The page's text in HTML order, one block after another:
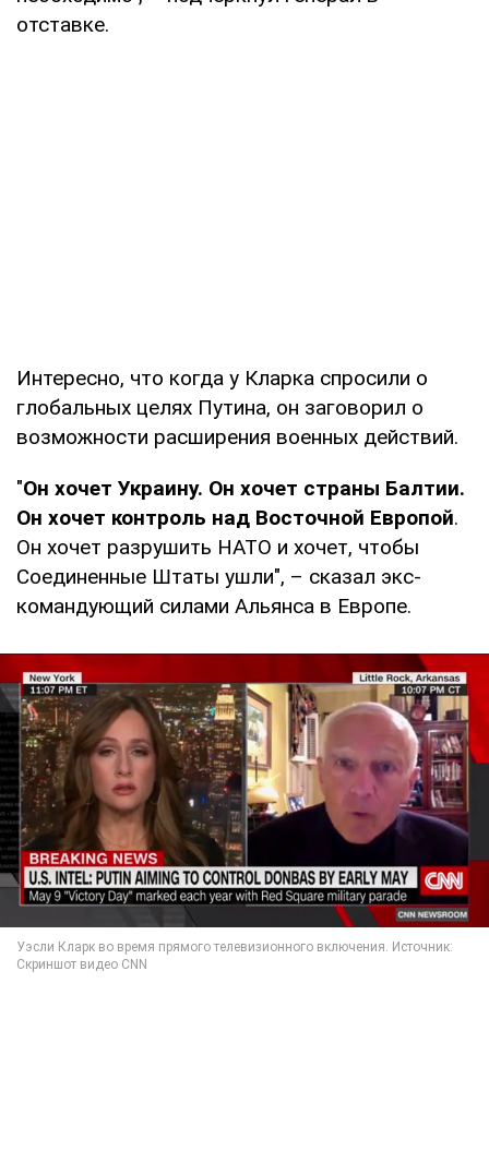
отставке.
Интересно, что когда у Кларка спросили о
глобальных целях Путина, он заговорил о
возможности расширения военных действий.
"Он хочет Украину. Он хочет страны Балтии.
Он хочет контроль над Восточной Европой.
Он хочет разрушить НАТО и хочет, чтобы
Соединенные Штаты ушли", – сказал экс-
командующий силами Альянса в Европе.